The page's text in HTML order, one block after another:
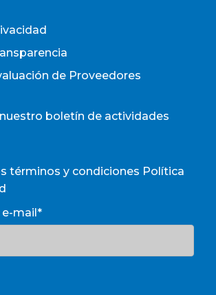
de Proveedores
boletín de actividades
términos y condiciones Política
e-mail*